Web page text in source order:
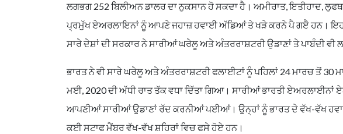
ਲਗਭਗ 252 ਬਿਲੀਅਨ ਡਾਲਰ ਦਾ ਨੁਕਸਾਨ ਹੋ ਸਕਦਾ ਹੈ। ਅਮੀਰਾਤ, ਇਤੀਹਾਦ,
ਪ੍ਰਮੁੱਖ ਏਅਰਲਾਇਨਾਂ ਨੂੰ ਆਪਣੇ ਜਹਾਜ਼ ਹਵਾਈ ਅੱਡਿਆਂ ਤੇ ਖੜੇ ਕਰਨੇ ਪੈ ਗੲੈ ਹਨ।
ਸਾਰੇ ਦੇਸ਼ਾਂ ਦੀ ਸਰਕਾਰ ਨੇ ਸਾਰੀਆਂ ਘਰੇਲੂ ਅਤੇ ਅੰਤਰਰਾਸ਼ਟਰੀ ਉਡਾਣਾਂ ਤੇ ਪਾਬੰਦੀ ਵੀ
ਭਾਰਤ ਨੇ ਵੀ ਸਾਰੇ ਘਰੇਲੂ ਅਤੇ ਅੰਤਰਰਾਸ਼ਟਰੀ ਫਲਾਈਟਾਂ ਨੂੰ ਪਹਿਲਾਂ 24 ਮਾਰਚ ਤੋਂ 30
ਮਈ, 2020 ਦੀ ਅੱਧੀ ਰਾਤ ਤੱਕ ਵਧਾ ਦਿੱਤਾ ਗਿਆ। ਸਾਰੀਆਂ ਭਾਰਤੀ
ਆਪਣੀਆਂ ਸਾਰੀਆਂ ਉਡਾਣਾਂ ਰੱਦ ਕਰਨੀਆਂ ਪਈਆਂ। ਉਨ੍ਹਾਂ ਨੂੰ ਭਾਰਤ ਦੇ ਵੱਖ-ਵੱਖ
ਕਈ ਸਟਾਫ ਮੈਂਬਰ ਵੱਖ-ਵੱਖ ਸ਼ਹਿਰਾਂ ਵਿਚ ਫਸੇ ਹੋਏ ਹਨ।